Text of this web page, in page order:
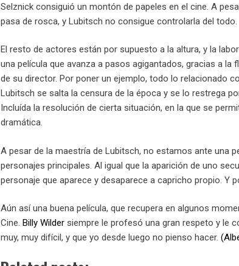
Selznick consiguió un montón de papeles en el cine. A
pasa de rosca, y Lubitsch no consigue controlarla del todo.
El resto de actores están por supuesto a la altura, y la
una película que avanza a pasos agigantados, gracias a
de su director. Por poner un ejemplo, todo lo relacionado
Lubitsch se salta la censura de la época y se lo restrega
Incluída la resolución de cierta situación, en la que se
dramática.
A pesar de la maestría de Lubitsch, no estamos ante una
personajes principales. Al igual que la aparición de uno
personaje que aparece y desaparece a capricho propio. Y
Aún así una buena película, que recupera en algunos
Cine. Billy Wilder siempre le profesó una gran respeto y le
muy, muy difícil, y que yo desde luego no pienso hacer.